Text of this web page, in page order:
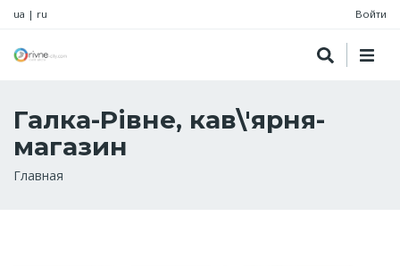
ua | ru Войти
Галка-Рівне, кав\'ярня-
магазин
Строка
Главная